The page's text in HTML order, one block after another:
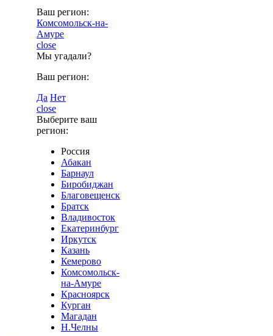
Ваш регион:
Комсомольск-на-
Амуре
close
Мы угадали?
Ваш регион:
Да Нет
close
Выберите ваш
регион:
Россия
Абакан
Барнаул
Биробиджан
Благовещенск
Братск
Владивосток
Екатеринбург
Иркутск
Казань
Кемерово
Комсомольск-
на-Амуре
Красноярск
Курган
Магадан
Н.Челны